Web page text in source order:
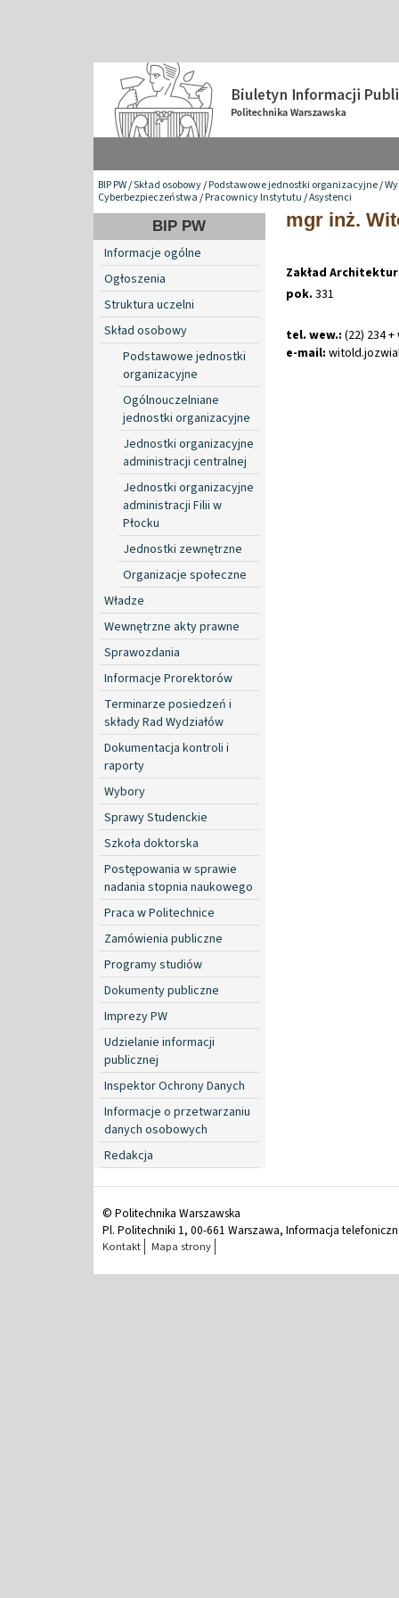
BIP PW/Skład osobowy/Podstawowe jednostki organizacyjne/
Cyberbezpieczeństwa/Pracownicy Instytutu/Asystenci
BIP PW
Informacje ogólne
Ogłoszenia
Struktura uczelni
Skład osobowy
Podstawowe jednostki
organizacyjne
Ogólnouczelniane
jednostki organizacyjne
Jednostki organizacyjne
administracji centralnej
Jednostki organizacyjne
administracji Filii w
Płocku
Jednostki zewnętrzne
Organizacje społeczne
Władze
Wewnętrzne akty prawne
Sprawozdania
Informacje Prorektorów
Terminarze posiedzeń i
składy Rad Wydziałów
Dokumentacja kontroli i
raporty
Wybory
Sprawy Studenckie
Szkoła doktorska
Postępowania w sprawie
nadania stopnia naukowego
Praca w Politechnice
Zamówienia publiczne
Programy studiów
Dokumenty publiczne
Imprezy PW
Udzielanie informacji
publicznej
Inspektor Ochrony Danych
Informacje o przetwarzaniu
danych osobowych
Redakcja
mgr inż.
Zakład
pok. 331
tel. wew.: (22) 234
e-mail: witold.
© Politechnika Warszawska
Pl. Politechniki 1, 00-661 Warszawa, Informacja
Kontakt Mapa strony